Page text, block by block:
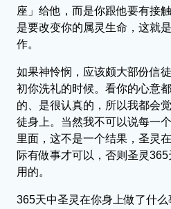
座」给他，而是你跟他要有接
是要改变你的属灵生命，这就
作。
如果神怜悯，应该颇大部份信
初你洗礼的时候。看你的心意
的、是很认真的，所以我都会
徒身上。当然我不可以说每一
里面，这不是一个结果，圣灵
际有做事才可以，否则圣灵
用的。
365天中圣灵在你身上做了什